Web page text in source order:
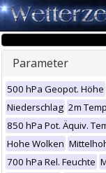
Parameter
500 hPa Geopot. Höhe
Niederschlag 2m Temp
850 hPa Pot. Äquiv.
Hohe Wolken
700 hPa Rel. Feuchte